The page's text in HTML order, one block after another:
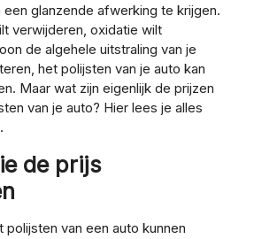
glanzende afwerking te krijgen.
verwijderen, oxidatie wilt
de algehele uitstraling van je
het polijsten van je auto kan
Maar wat zijn eigenlijk de prijzen
van je auto? Hier lees je alles
de prijs
van een auto kunnen